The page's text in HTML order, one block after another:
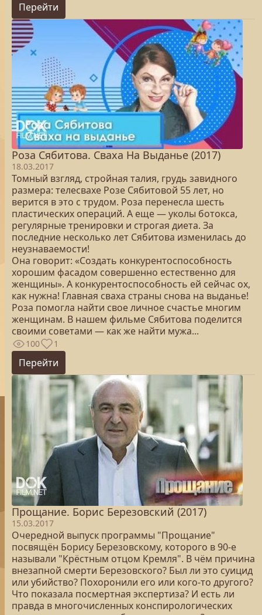
Перейти
Роза Сябитова. Сваха На Выданье (2017)
18.03.2017
Томный взгляд, стройная талия, грудь завидного
размера: телесвахе Розе Сябитовой 55 лет, но
верится в это с трудом. Роза перенесла шесть
пластических операций. А еще — уколы ботокса,
регулярные тренировки и строгая диета. За
последние несколько лет Сябитова изменилась до
неузнаваемости!
Она говорит: «Создать конкурентоспособность
хорошим фасадом совершенно естественно для
женщины». А конкурентоспособность ей сейчас ох,
как нужна! Главная сваха страны снова на выданье!
Роза помогла найти свое личное счастье многим
женщинам. В нашем фильме Сябитова поделится
своими советами — как же найти мужа...
100 1
Перейти
Прощание. Борис Березовский (2017)
15.03.2017
Очередной выпуск программы "Прощание"
посвящён Борису Березовскому, которого в 90-е
называли "Крёстным отцом Кремля". В чём причина
внезапной смерти Березовского? Был ли это суицид
или убийство? Похоронили его или кого-то другого?
Что показала посмертная экспертиза? И есть ли
правда в многочисленных конспирологических